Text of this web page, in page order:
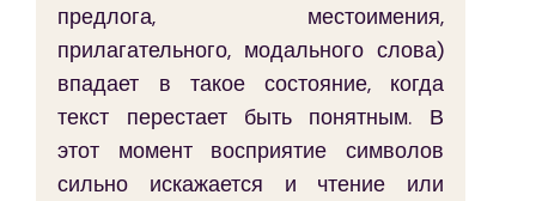
предлога, местоимения,
прилагательного, модального слова)
впадает в такое состояние, когда
текст перестает быть понятным. В
этот момент восприятие символов
сильно искажается и чтение или